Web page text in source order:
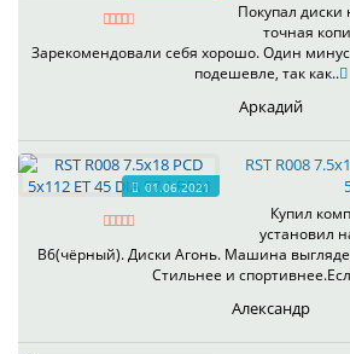
Покупал диски
точная
Зарекомендовали себя хорошо. Один
подешевле, так как..
Аркадий
01.06.2021
RST R008
Купил
установил
B6(чёрный). Диски Агонь. Машина
Стильнее и
Александр